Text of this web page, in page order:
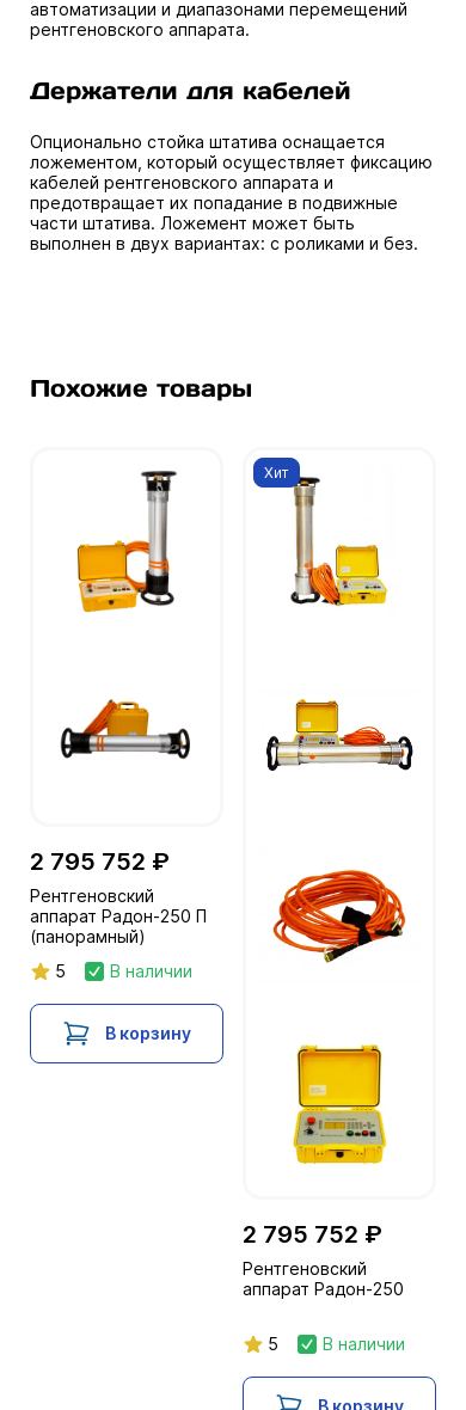
автоматизации и диапазонами перемещений
рентгеновского аппарата.
Держатели для кабелей
Опционально стойка штатива оснащается
ложементом, который осуществляет фиксацию
кабелей рентгеновского аппарата и
предотвращает их попадание в подвижные
части штатива. Ложемент может быть
выполнен в двух вариантах: с роликами и без.
Похожие товары
2 795 752 ₽
Рентгеновский
аппарат Радон-250 П
(панорамный)
5
В наличии
В корзину
Хит
2 795 752 ₽
Рентгеновский
аппарат Радон-250
5 В наличии
В корзину